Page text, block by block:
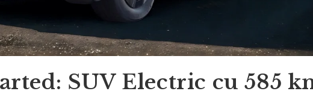
SUV Electric cu 585